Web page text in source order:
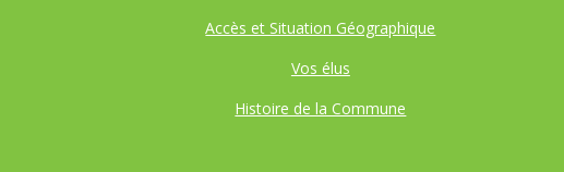
Accès et Situation Géographique
Vos élus
Histoire de la Commune